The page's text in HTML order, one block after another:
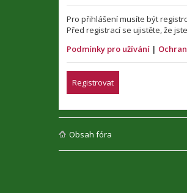
Pro přihlášení musíte být
Před registrací se ujistěte, že
Podmínky pro užívání |
Registrovat
Obsah fóra